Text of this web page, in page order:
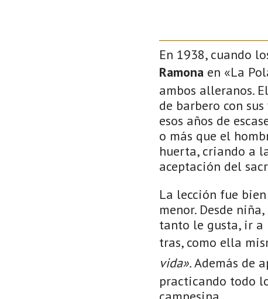
En 1938, cuando
Ramona en «La
ambos alleranos.
de barbero con
esos años de
o más que el
huerta, criando a
aceptación del
La lección fue
menor. Desde
tanto le gusta, ir a
tras, como ella
vida».Además de
practicando todo